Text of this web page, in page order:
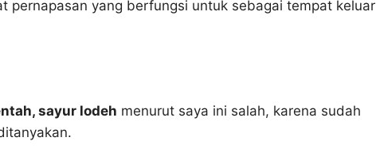
pernapasan yang berfungsi untuk sebagai tempat keluar
sayur lodeh menurut saya ini salah, karena sudah